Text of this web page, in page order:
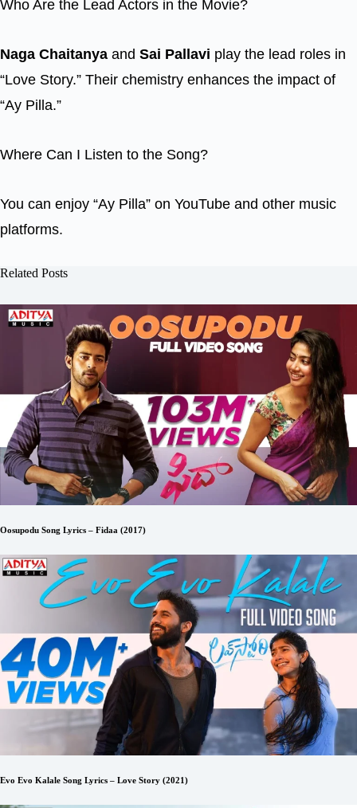
Who Are the Lead Actors in the Movie?
Naga Chaitanya and Sai Pallavi play the lead roles in
“Love Story.” Their chemistry enhances the impact of
“Ay Pilla.”
Where Can I Listen to the Song?
You can enjoy “Ay Pilla” on YouTube and other music
platforms.
Related Posts
Oosupodu Song Lyrics – Fidaa (2017)
Evo Evo Kalale Song Lyrics – Love Story (2021)